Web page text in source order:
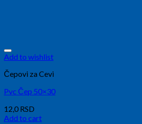
Add to wishlist
Čepovi za Cevi
Pvc Čep 50×30
12,0 RSD
Add to cart